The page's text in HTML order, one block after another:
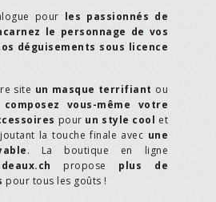
pour les passionnés de
le personnage de vos
déguisements sous licence
site un masque terrifiant ou
composez vous-même votre
pour un style cool et
la touche finale avec une
. La boutique en ligne
propose plus de
pour tous les goûts !